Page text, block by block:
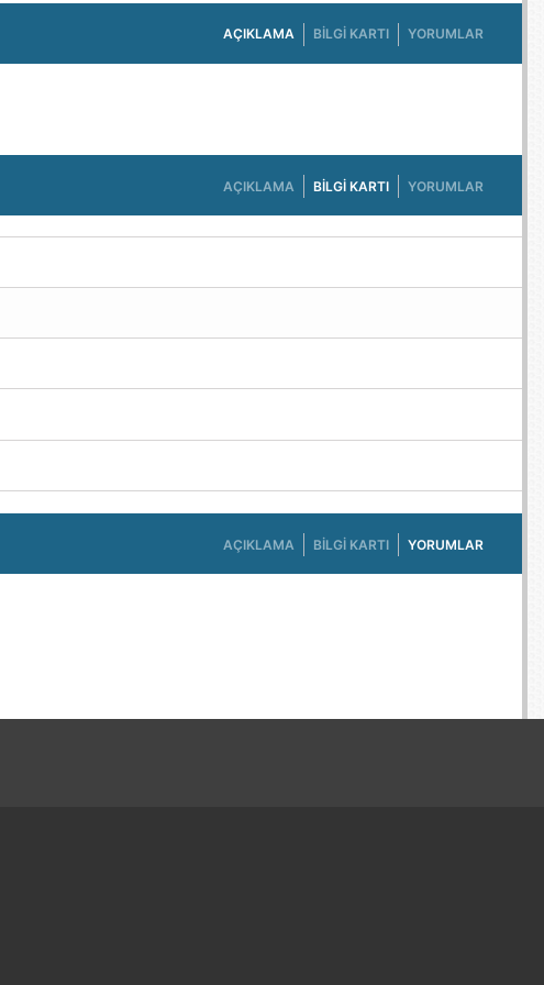
AÇIKLAMA BILGI KARTI YORUMLAR
AÇIKLAMA BILGI KARTI YORUMLAR
AÇIKLAMA BILGI KARTI YORUMLAR